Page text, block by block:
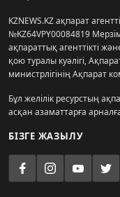
KZNEWS.KZ ақпарат
№KZ64VPY00084819
ақпараттық агенттікті
қою туралы куәлігі,
министрлігінің Ақпарат
Бұл желілік ресурстың
асқан азаматтарға
БІЗГЕ ЖАЗЫЛУ